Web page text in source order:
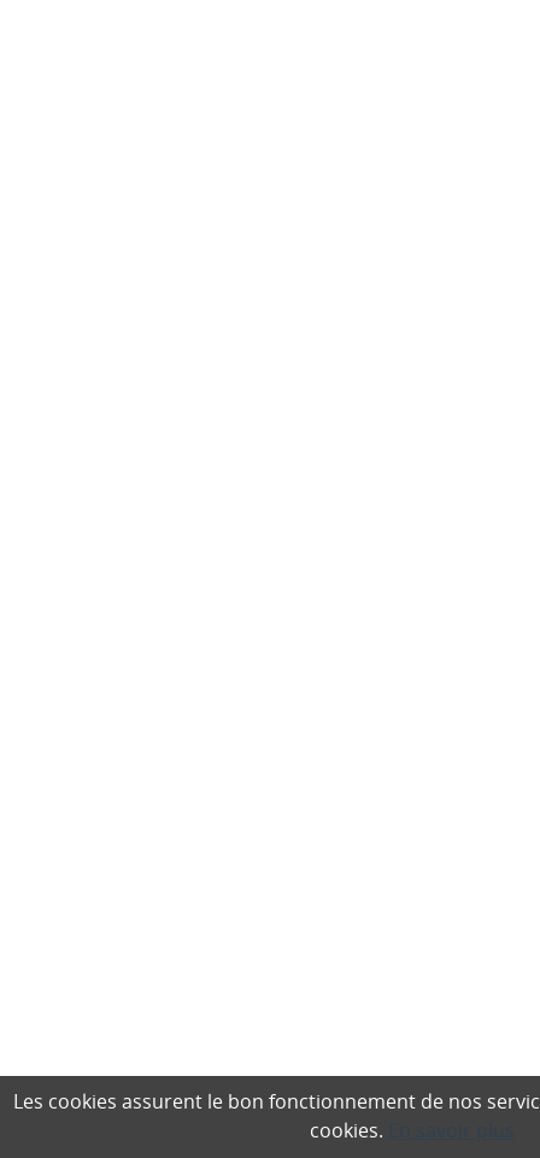
Les cookies assurent le bon fonctionnement de nos
cookies.